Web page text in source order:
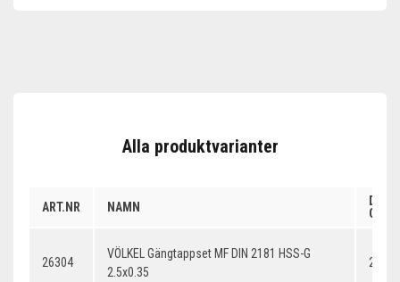
Alla produktvarianter
ART.NR NAMN
26304
VÖLKEL Gängtappset MF DIN 2181 HSS-G
2.5x0.35